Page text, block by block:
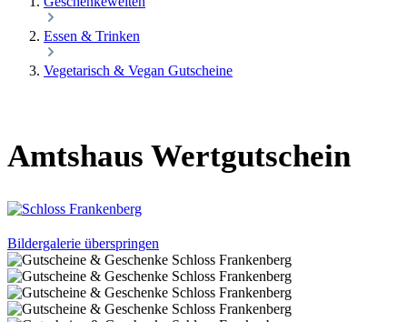
Essen & Trinken
Vegetarisch & Vegan Gutscheine
Amtshaus Wertgutschein
Bildergalerie überspringen